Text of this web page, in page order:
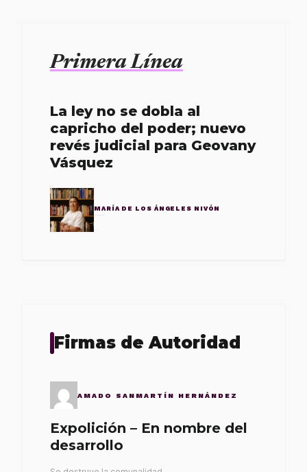
Primera Línea
La ley no se dobla al
capricho del poder; nuevo
revés judicial para Geovany
Vásquez
MARÍA DE LOS ÁNGELES NIVÓN
Firmas de Autoridad
AMADO SANMARTÍN HERNÁNDEZ
Expolición – En nombre del
desarrollo